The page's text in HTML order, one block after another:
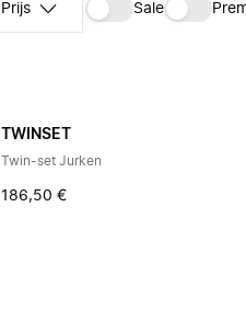
Prijs Sale
TWINSET
Twin-set Jurken
186,50 €